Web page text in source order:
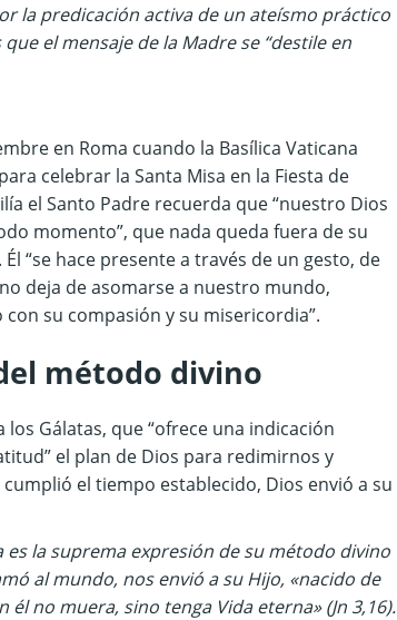
la predicación activa de un ateísmo práctico
el mensaje de la Madre se “destile en
en Roma cuando la Basílica Vaticana
celebrar la Santa Misa en la Fiesta de
el Santo Padre recuerda que “nuestro Dios
momento”, que nada queda fuera de su
“se hace presente a través de un gesto, de
deja de asomarse a nuestro mundo,
su compasión y su misericordia”.
método divino
Gálatas, que “ofrece una indicación
el plan de Dios para redimirnos y
el tiempo establecido, Dios envió a su
es la suprema expresión de su método divino
al mundo, nos envió a su Hijo, «nacido de
no muera, sino tenga Vida eterna» (Jn 3,16).